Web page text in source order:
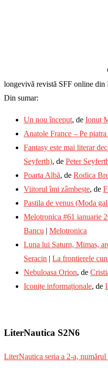
longevivă revistă SFF online din
Din sumar:
Un nou început, de Ionuț
Anatole France – Pe piatra
Fantasy este mai literar
Seyferth), de Peter
Poarta Albă, de Rodica
Viitorul îmi zâmbește, de
Pastila de venus (Moda
Melotronica #61 ianuarie
Bancu | Melotronica
Luna lui Saturn, Mimas,
Seracin | La frontierele
Nebuloasa Orion, de
Iconițe informaționale, de
LiterNautica S2N6
LiterNautica seria a 2-a, numărul